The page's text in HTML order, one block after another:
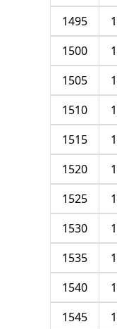
1495
1500
1505
1510
1515
1520
1525
1530
1535
1540
1545